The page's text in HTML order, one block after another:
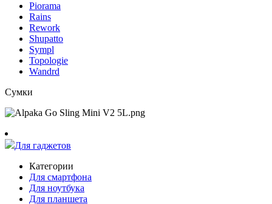
Piorama
Rains
Rework
Shupatto
Sympl
Topologie
Wandrd
Сумки
Для гаджетов
Категории
Для смартфона
Для ноутбука
Для планшета